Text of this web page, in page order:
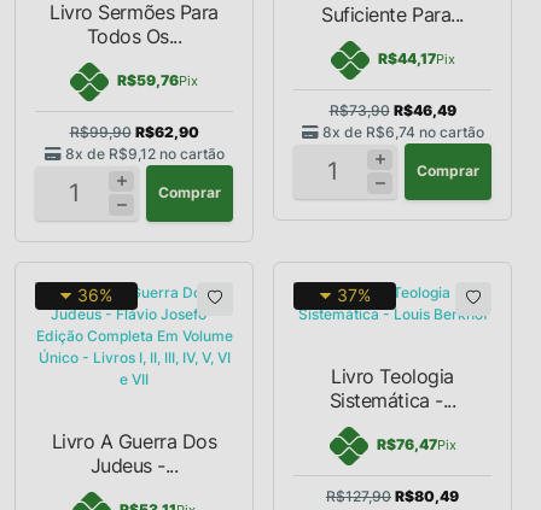
Livro Sermões Para
Todos Os...
R$59,76Pix
R$99,90 R$62,90
8x de R$9,12 no cartão
Comprar
Suficiente Para...
R$44,17Pix
R$73,90 R$46,49
8x de R$6,74 no cartão
Comprar
36%
Livro A Guerra Dos
Judeus -...
37%
Livro Teologia
Sistemática -...
R$76,47Pix
R$127,90 R$80,49